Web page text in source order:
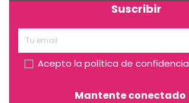
Suscribir
Acepto la política de
Mantente conectado